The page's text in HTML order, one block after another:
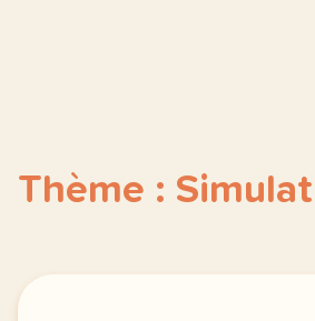
Thème :